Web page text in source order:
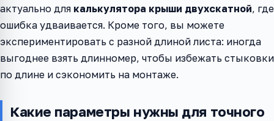
актуально для калькулятора крыши двухскатной, где
ошибка удваивается. Кроме того, вы можете
экспериментировать с разной длиной листа: иногда
выгоднее взять длинномер, чтобы избежать стыковки
по длине и сэкономить на монтаже.
Какие параметры нужны для точного